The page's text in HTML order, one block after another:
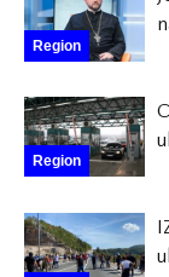
Region
Region